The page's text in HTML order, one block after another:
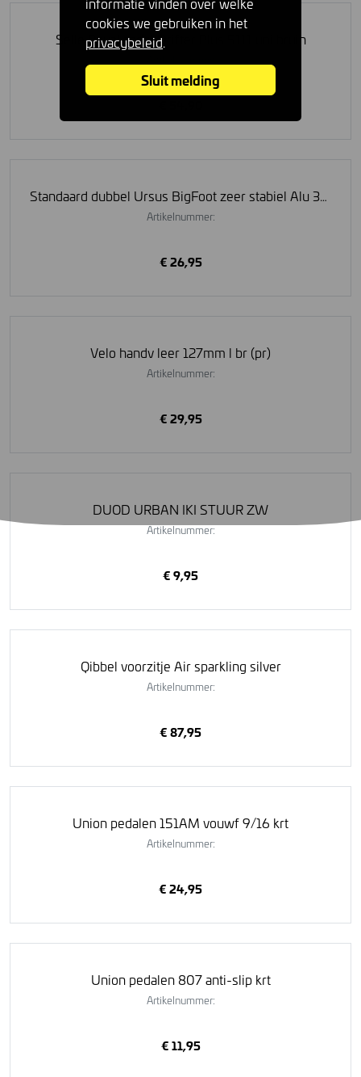
Selle Royal zadel Drifter Plus 5111 uni bruin
Standaard dubbel Ursus BigFoot zeer stabiel Alu 300mm zwart
Artikelnummer:
€ 26,95
Velo handv leer 127mm l br (pr)
Artikelnummer:
€ 29,95
DUOD URBAN IKI STUUR ZW
Artikelnummer:
€ 9,95
Qibbel voorzitje Air sparkling silver
Artikelnummer:
€ 87,95
Union pedalen 151AM vouwf 9/16 krt
Artikelnummer:
€ 24,95
Union pedalen 807 anti-slip krt
Artikelnummer:
€ 11,95
cookies we gebruiken in het
privacybeleid.
Sluit melding